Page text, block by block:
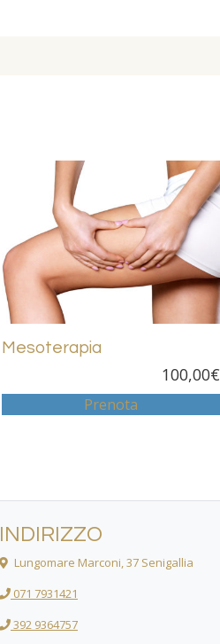
Mesoterapia
100,00€
Prenota
INDIRIZZO
Lungomare Marconi, 37 Senigallia
071 7931421
392 9364757